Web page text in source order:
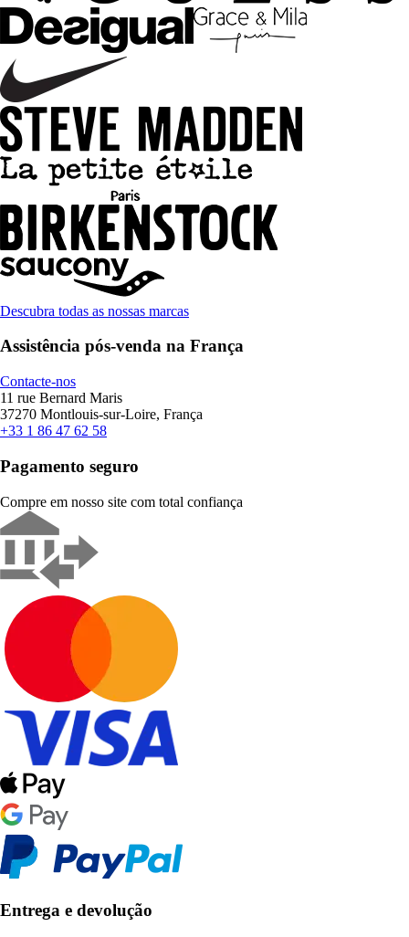
Descubra todas as nossas marcas
Assistência pós-venda na França
Contacte-nos
11 rue Bernard Maris
37270 Montlouis-sur-Loire, França
+33 1 86 47 62 58
Pagamento seguro
Compre em nosso site com total confiança
Entrega e devolução